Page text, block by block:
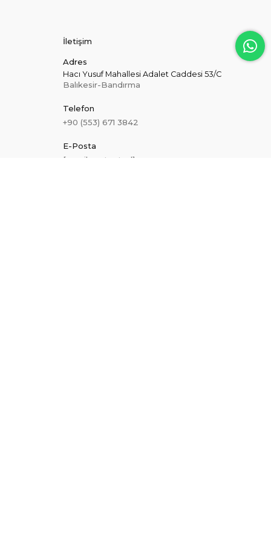
İletişim
Adres
Hacı Yusuf Mahallesi Adalet Caddesi 53/C
Balıkesir-Bandırma
Telefon
+90 (553) 671 3842
E-Posta
[email protected]